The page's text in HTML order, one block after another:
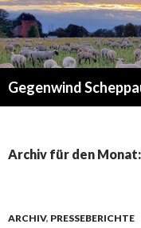
Gegenwind
Archiv für den
ARCHIV, PRESSEBERICHTE